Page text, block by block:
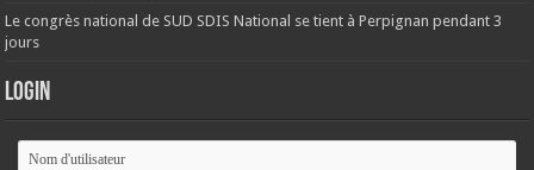
Le congrès national de SUD SDIS National se tient à Perpignan pendant 3
jours
Login